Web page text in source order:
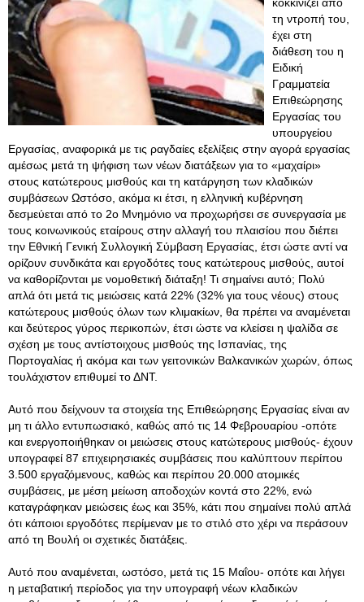
τη ντροπή του,
έχει στη
διάθεση του η
Ειδική
Γραμματεία
Επιθεώρησης
Εργασίας του
υπουργείου
Εργασίας, αναφορικά με τις ραγδαίες εξελίξεις στην αγορά εργασίας
αμέσως μετά τη ψήφιση των νέων διατάξεων για το «μαχαίρι»
στους κατώτερους μισθούς και τη κατάργηση των κλαδικών
συμβάσεων Ωστόσο, ακόμα κι έτσι, η ελληνική κυβέρνηση
δεσμεύεται από το 2ο Μνημόνιο να προχωρήσει σε συνεργασία με
τους κοινωνικούς εταίρους στην αλλαγή του πλαισίου που διέπει
την Εθνική Γενική Συλλογική Σύμβαση Εργασίας, έτσι ώστε αντί να
ορίζουν συνδικάτα και εργοδότες τους κατώτερους μισθούς, αυτοί
να καθορίζονται με νομοθετική διάταξη! Τι σημαίνει αυτό; Πολύ
απλά ότι μετά τις μειώσεις κατά 22% (32% για τους νέους) στους
κατώτερους μισθούς όλων των κλιμακίων, θα πρέπει να αναμένεται
και δεύτερος γύρος περικοπών, έτσι ώστε να κλείσει η ψαλίδα σε
σχέση με τους αντίστοιχους μισθούς της Ισπανίας, της
Πορτογαλίας ή ακόμα και των γειτονικών Βαλκανικών χωρών, όπως
τουλάχιστον επιθυμεί το ΔΝΤ.
Αυτό που δείχνουν τα στοιχεία της Επιθεώρησης Εργασίας είναι αν
μη τι άλλο εντυπωσιακό, καθώς από τις 14 Φεβρουαρίου -οπότε
και ενεργοποιήθηκαν οι μειώσεις στους κατώτερους μισθούς- έχουν
υπογραφεί 87 επιχειρησιακές συμβάσεις που καλύπτουν περίπου
3.500 εργαζόμενους, καθώς και περίπου 20.000 ατομικές
συμβάσεις, με μέση μείωση αποδοχών κοντά στο 22%, ενώ
καταγράφηκαν μειώσεις έως και 35%, κάτι που σημαίνει πολύ απλά
ότι κάποιοι εργοδότες περίμεναν με το στιλό στο χέρι να περάσουν
από τη Βουλή οι σχετικές διατάξεις.
Αυτό που αναμένεται, ωστόσο, μετά τις 15 Μαΐου- οπότε και λήγει
η μεταβατική περίοδος για την υπογραφή νέων κλαδικών